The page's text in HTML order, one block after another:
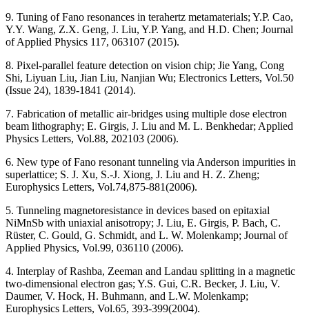
9. Tuning of Fano resonances in terahertz metamaterials; Y.P. Cao,
Y.Y. Wang, Z.X. Geng, J. Liu, Y.P. Yang, and H.D. Chen; Journal
of Applied Physics 117, 063107 (2015).
8. Pixel-parallel feature detection on vision chip; Jie Yang, Cong
Shi, Liyuan Liu, Jian Liu, Nanjian Wu; Electronics Letters, Vol.50
(Issue 24), 1839-1841 (2014).
7. Fabrication of metallic air-bridges using multiple dose electron
beam lithography; E. Girgis, J. Liu and M. L. Benkhedar; Applied
Physics Letters, Vol.88, 202103 (2006).
6. New type of Fano resonant tunneling via Anderson impurities in
superlattice; S. J. Xu, S.-J. Xiong, J. Liu and H. Z. Zheng;
Europhysics Letters, Vol.74,875-881(2006).
5. Tunneling magnetoresistance in devices based on epitaxial
NiMnSb with uniaxial anisotropy; J. Liu, E. Girgis, P. Bach, C.
Rüster, C. Gould, G. Schmidt, and L. W. Molenkamp; Journal of
Applied Physics, Vol.99, 036110 (2006).
4. Interplay of Rashba, Zeeman and Landau splitting in a magnetic
two-dimensional electron gas; Y.S. Gui, C.R. Becker, J. Liu, V.
Daumer, V. Hock, H. Buhmann, and L.W. Molenkamp;
Europhysics Letters, Vol.65, 393-399(2004).